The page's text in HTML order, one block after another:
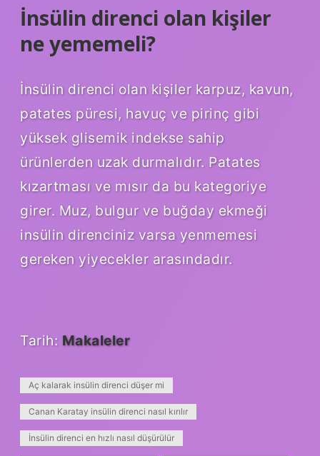
İnsülin direnci olan kişiler
ne yememeli?
İnsülin direnci olan kişiler karpuz, kavun,
patates püresi, havuç ve pirinç gibi
yüksek glisemik indekse sahip
ürünlerden uzak durmalıdır. Patates
kızartması ve mısır da bu kategoriye
girer. Muz, bulgur ve buğday ekmeği
insülin direnciniz varsa yenmemesi
gereken yiyecekler arasındadır.
Tarih: Makaleler
Aç kalarak insülin direnci düşer mi
Canan Karatay insülin direnci nasıl kırılır
İnsülin direnci en hızlı nasıl düşürülür